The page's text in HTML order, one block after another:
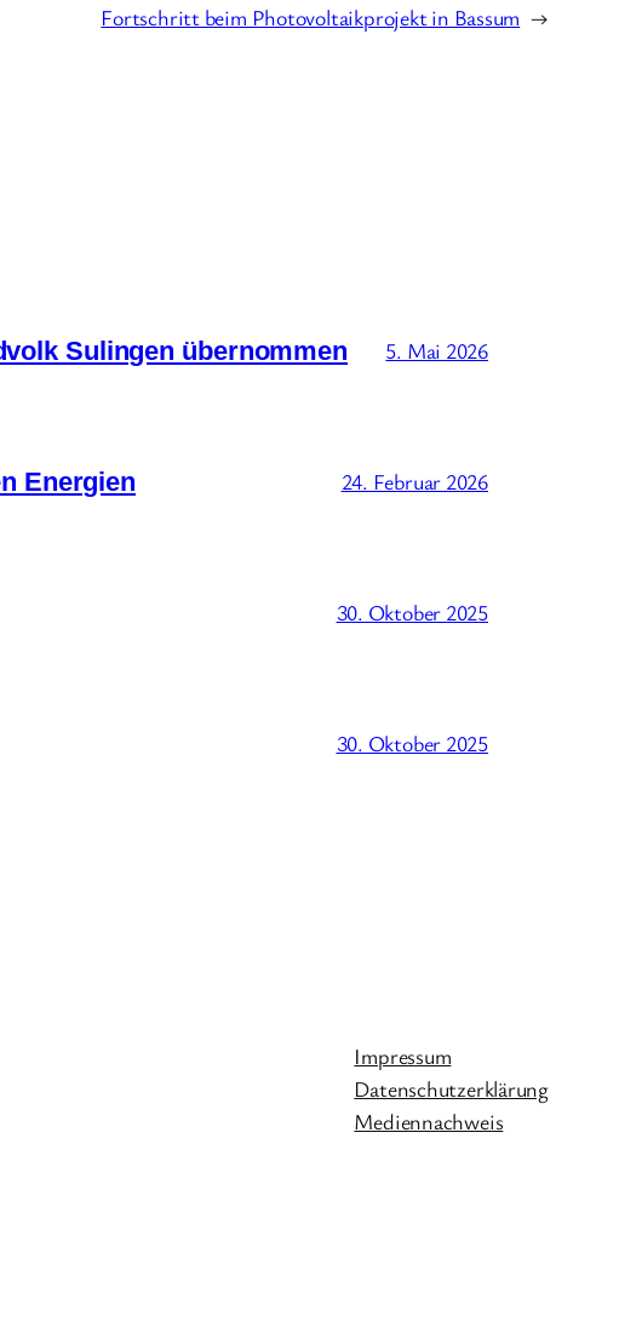
Fortschritt beim Photovoltaikprojekt in Bassum →
Sulingen übernommen 5. Mai 2026
Energien 24. Februar 2026
30. Oktober 2025
30. Oktober 2025
Impressum
Datenschutzerklärung
Mediennachweis